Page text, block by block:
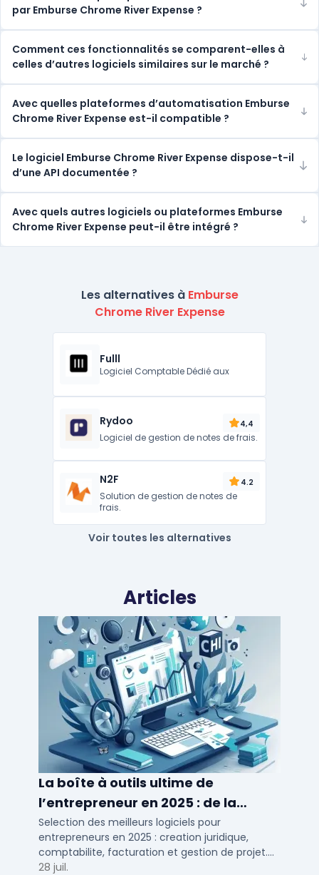
par Emburse Chrome River Expense ?
Comment ces fonctionnalités se comparent-elles à
celles d’autres logiciels similaires sur le marché ?
Avec quelles plateformes d’automatisation Emburse
Chrome River Expense est-il compatible ?
Le logiciel Emburse Chrome River Expense dispose-t-il
d’une API documentée ?
Avec quels autres logiciels ou plateformes Emburse
Chrome River Expense peut-il être intégré ?
Les alternatives à Emburse
Chrome River Expense
Fulll
Logiciel Comptable Dédié aux
Rydoo 4,4
Logiciel de gestion de notes de frais.
N2F 4.2
Solution de gestion de notes de
frais.
Voir toutes les alternatives
Articles
La boîte à outils ultime de
l’entrepreneur en 2025 : de la
création à la gestion
Selection des meilleurs logiciels pour
entrepreneurs en 2025 : creation juridique,
comptabilite, facturation et gestion de projet.
Outils adaptes aux TPE, PME et independants en
28 juil.